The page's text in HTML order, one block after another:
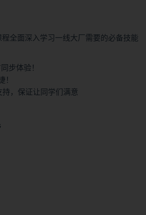
全面深入学习一线大厂需要的必备技能
步体验！
！
，保证让同学们满意